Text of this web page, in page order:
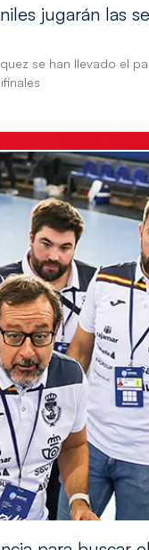
jugarán las
se han llevado el